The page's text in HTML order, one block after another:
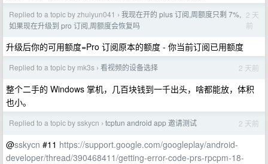
Replied to a topic by zhuiyun041 › 我现在开的 plus 订阅,周额度只剩 7%,
如果现在升级到 pro 订阅,周额度会恢复吗
2 天
前
升级后你的可用额度=Pro 订阅原本的额度 - 你当前订阅已用额度
Replied to a topic by mk3s › 看视频的设备选择 2 天前
整个二手的 Windows 掌机，几百块钱到一千出头，啥都能放，体积
也小。
Replied to a topic by sskycn › tcptun android app 邀请测试 2 天前
@sskycn #11 https://support.google.com/googleplay/android-
developer/thread/390468411/getting-error-code-prs-rpcpm-18-